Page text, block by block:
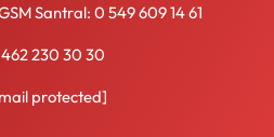
Santral: 0 549 609 14 61
230 30 30
protected]